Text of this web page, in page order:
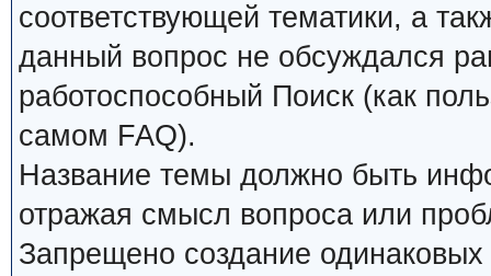
соответствующей тематики, а
данный вопрос не обсуждался
работоспособный Поиск (как
самом FAQ).
Название темы должно быть
отражая смысл вопроса или
Запрещено создание